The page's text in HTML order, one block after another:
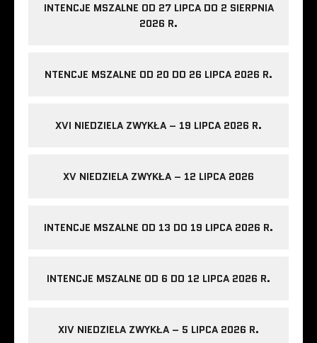
INTENCJE MSZALNE OD 27 LIPCA DO 2 SIERPNIA
2026 R.
NTENCJE MSZALNE OD 20 DO 26 LIPCA 2026 R.
XVI NIEDZIELA ZWYKŁA – 19 LIPCA 2026 R.
XV NIEDZIELA ZWYKŁA – 12 LIPCA 2026
INTENCJE MSZALNE OD 13 DO 19 LIPCA 2026 R.
INTENCJE MSZALNE OD 6 DO 12 LIPCA 2026 R.
XIV NIEDZIELA ZWYKŁA – 5 LIPCA 2026 R.